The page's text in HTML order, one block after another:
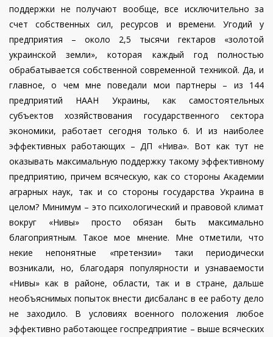
поддержки не получают вообще, все исключительно за
счет собственных сил, ресурсов и времени. Угодий у
предприятия – около 2,5 тысячи гектаров «золотой
украинской земли», которая каждый год полностью
обрабатывается собственной современной техникой. Да, и
главное, о чем мне поведали мои партнеры – из 144
предприятий НААН Украины, как самостоятельных
субъектов хозяйствования государственного сектора
экономики, работает сегодня только 6. И из наиболее
эффективных работающих – ДП «Нива». Вот как тут не
оказывать максимальную поддержку такому эффективному
предприятию, причем всяческую, как со стороны Академии
аграрных наук, так и со стороны государства Украина в
целом? Минимум – это психологический и правовой климат
вокруг «Нивы» просто обязан быть максимально
благоприятным. Такое мое мнение. Мне отметили, что
некие непонятные «претензии» таки периодически
возникали, но, благодаря популярности и узнаваемости
«Нивы» как в районе, области, так и в стране, дальше
необъяснимых попыток внести дисбаланс в ее работу дело
не заходило. В условиях военного положения любое
эффективно работающее госпредприятие – выше всяческих